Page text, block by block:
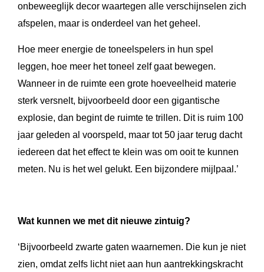
onbeweeglijk decor waartegen alle verschijnselen zich
afspelen, maar is onderdeel van het geheel.
Hoe meer energie de toneelspelers in hun spel
leggen, hoe meer het toneel zelf gaat bewegen.
Wanneer in de ruimte een grote hoeveelheid materie
sterk versnelt, bijvoorbeeld door een gigantische
explosie, dan begint de ruimte te trillen. Dit is ruim 100
jaar geleden al voorspeld, maar tot 50 jaar terug dacht
iedereen dat het effect te klein was om ooit te kunnen
meten. Nu is het wel gelukt. Een bijzondere mijlpaal.’
Wat kunnen we met dit nieuwe zintuig?
‘Bijvoorbeeld zwarte gaten waarnemen. Die kun je niet
zien, omdat zelfs licht niet aan hun aantrekkingskracht